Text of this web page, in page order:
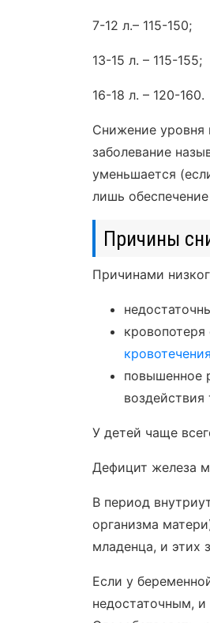
7-12 л.– 115-150;
13-15 л. – 115-155;
16-18 л. – 120-160.
Снижение уровня
заболевание
уменьшается
лишь
Причины
Причинами
кровотечения
повышенное
У детей чаще
Дефицит железа
В период
организма
младенца, и этих
Если у
недостаточным,